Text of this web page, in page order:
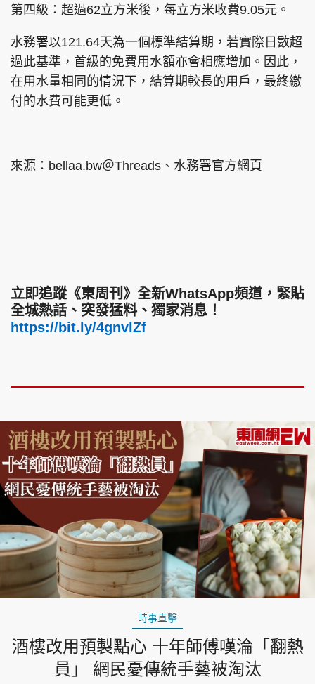
第四級：超過62立方米後，每立方米收費9.05元。
水務署以121.64天為一個標準結算期，若實際日數超
過此基準，首級的免費用水額亦會相應增加。因此，
在用水量相同的情況下，結算期較長的用戶，最終繳
付的水費可能更低。
來源：bellaa.bw＠Threads、水務署官方網頁
立即追蹤《東周刊》全新WhatsApp頻道，緊貼
全城熱話、突發猛料、獨家消息！
https://bit.ly/4gnvlZf
時事直擊
酒樓改用預製點心 十年師傅嘆淪「翻熱
員」 網民憂傳統手藝被淘汰